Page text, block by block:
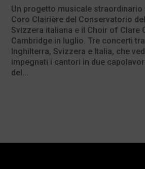
Un progetto musicale straordinario
Coro Clairière del Conservatorio
Svizzera italiana e il Choir of Clare
Cambridge in luglio. Tre concerti tra
Inghilterra, Svizzera e Italia, che
impegnati i cantori in due
del...